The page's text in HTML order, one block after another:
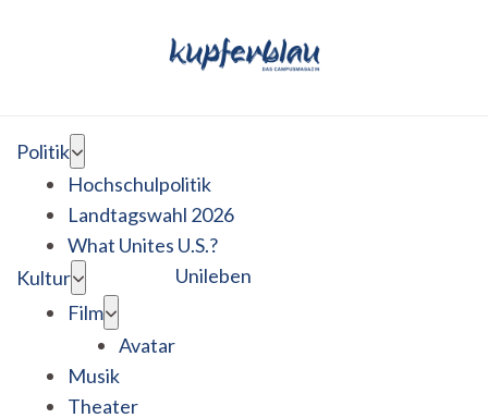
Politik
Hochschulpolitik
Landtagswahl 2026
What Unites U.S.?
Kultur
Film
Avatar
Musik
Theater
Unileben